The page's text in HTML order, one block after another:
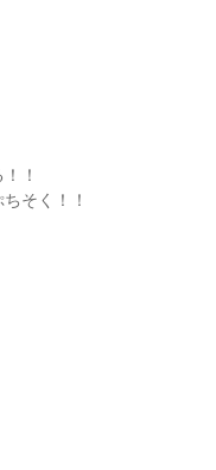
！
そく！！